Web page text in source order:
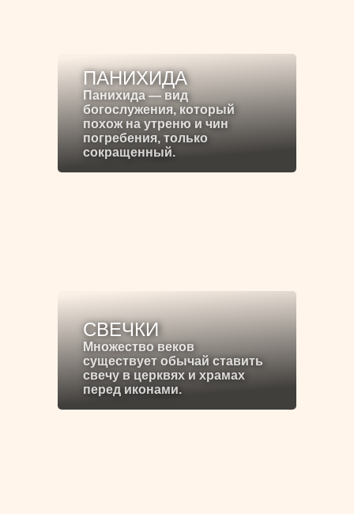
ПАНИХИДА
Панихида — вид
богослужения, который
похож на утреню и чин
погребения, только
сокращенный.
СВЕЧКИ
Множество веков
существует обычай ставить
свечу в церквях и храмах
перед иконами.